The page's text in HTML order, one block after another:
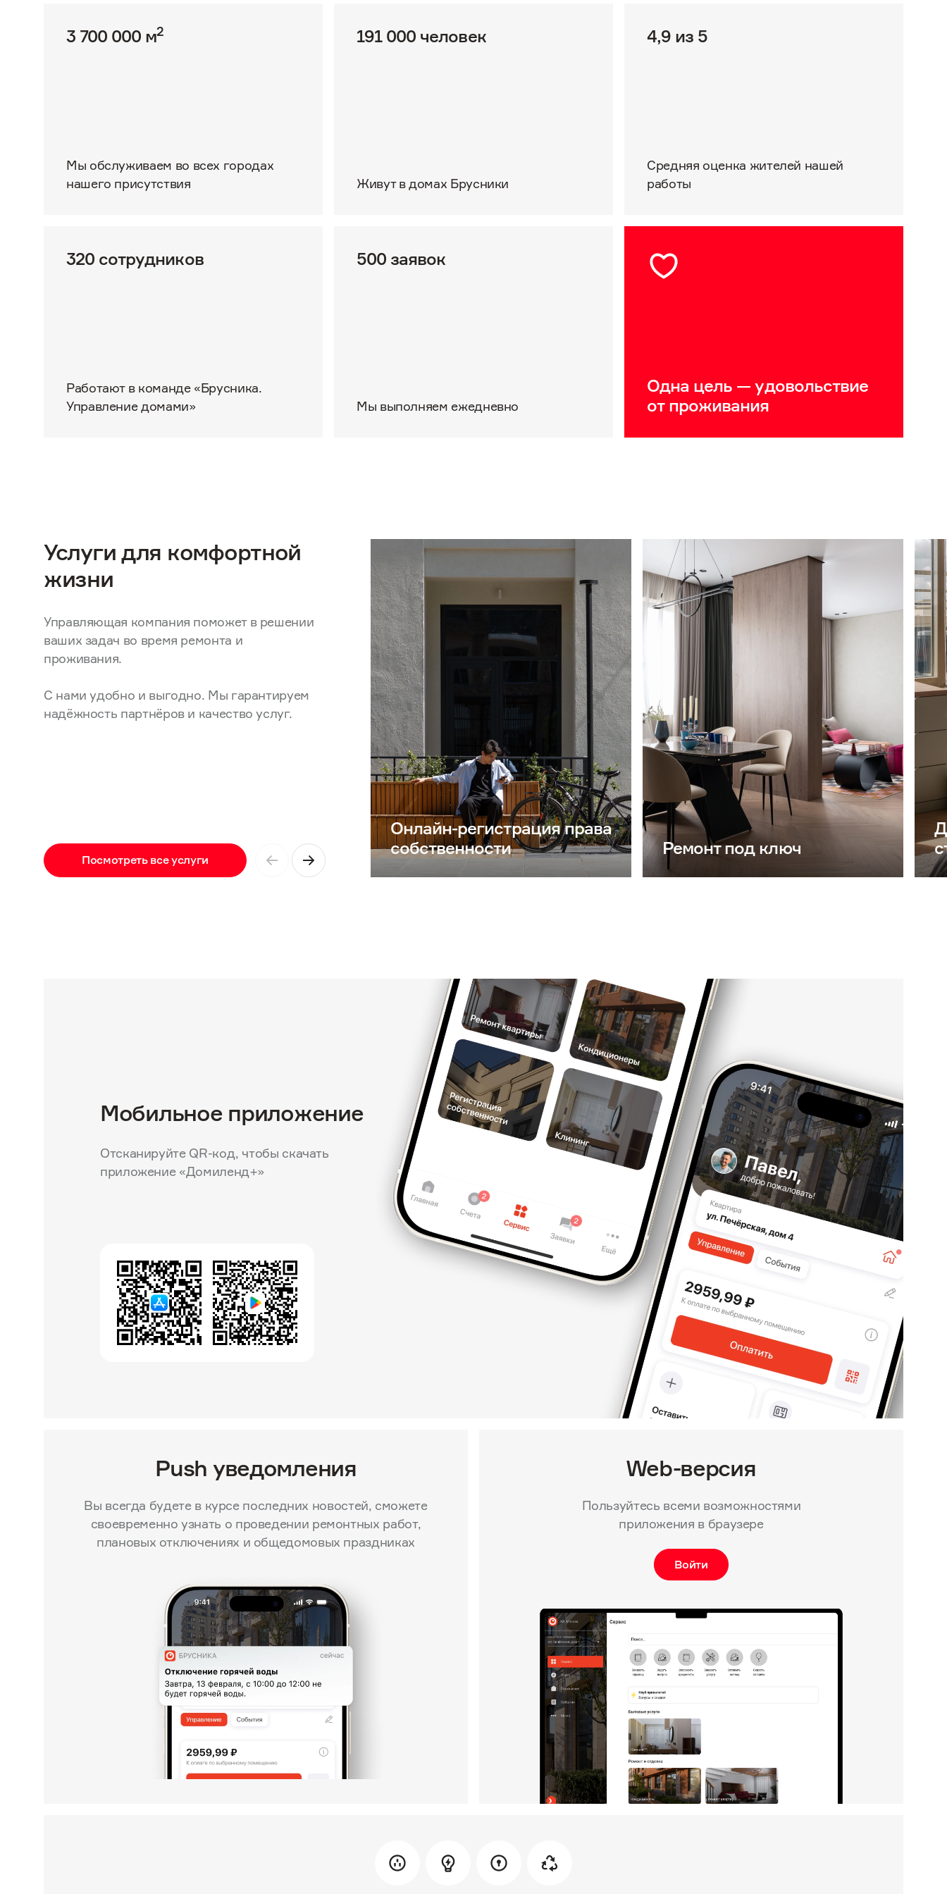
3 700 000 м2
Мы обслуживаем во всех городах
нашего присутствия
191 000 человек
Живут в домах Брусники
4,9 из 5
Средняя оценка жителей нашей
работы
320 сотрудников
Работают в команде «‎Брусника.
Управление домами»
500 заявок
Мы выполняем ежедневно
Одна цель — удовольствие
от проживания
Услуги для комфортной
жизни
Управляющая компания поможет в решении
ваших задач во время ремонта и
проживания.
С нами удобно и выгодно. Мы гарантируем
надёжность партнёров и качество услуг.
Посмотреть все услуги
Онлайн-регистрация права
собственности
Ремонт под ключ
Мобильное приложение
Отсканируйте QR-код, чтобы скачать
приложение «Домиленд+»
Push уведомления
Вы всегда будете в курсе последних новостей, сможете
своевременно узнать о проведении ремонтных работ,
плановых отключениях и общедомовых праздниках
Web-версия
Пользуйтесь всеми возможностями
приложения в браузере
Войти